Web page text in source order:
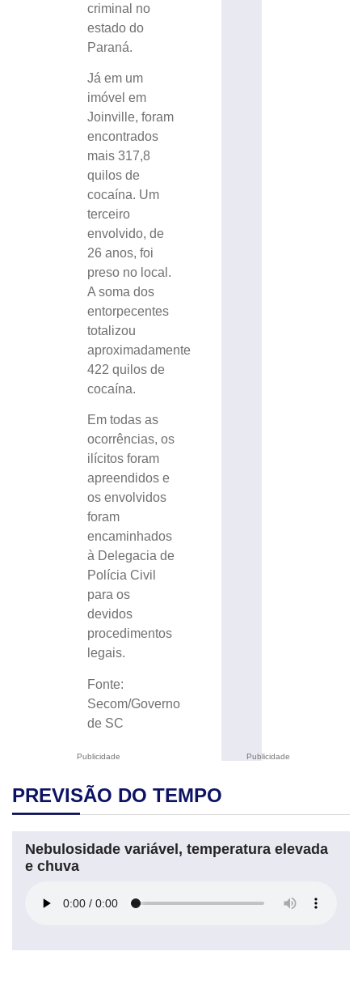
Publicidade
criminal no
estado do
Paraná.
Já em um
imóvel em
Joinville, foram
encontrados
mais 317,8
quilos de
cocaína. Um
terceiro
envolvido, de
26 anos, foi
preso no local.
A soma dos
entorpecentes
totalizou
aproximadamente
422 quilos de
cocaína.
Em todas as
ocorrências, os
ilícitos foram
apreendidos e
os envolvidos
foram
encaminhados
à Delegacia de
Polícia Civil
para os
devidos
procedimentos
legais.
Fonte:
Secom/Governo
de SC
Publicidade
PREVISÃO DO TEMPO
Nebulosidade variável, temperatura elevada
e chuva